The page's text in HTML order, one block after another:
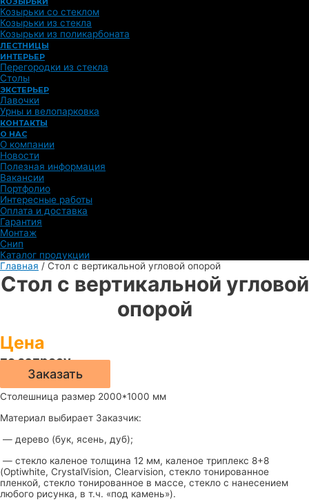
Козырьки со стеклом
Козырьки из стекла
Козырьки из поликарбоната
ЛЕСТНИЦЫ
ИНТЕРЬЕР
Перегородки из стекла
Столы
ЭКСТЕРЬЕР
Лавочки
Урны и велопарковка
КОНТАКТЫ
О НАС
О компании
Новости
Полезная информация
Вакансии
Портфолио
Интересные работы
Оплата и доставка
Гарантия
Монтаж
Снип
Каталог продукции
Главная / Стол с вертикальной угловой опорой
Стол с вертикальной угловой
опорой
Цена
по запросу
Заказать
Столешница размер 2000*1000 мм
Материал выбирает Заказчик:
— дерево (бук, ясень, дуб);
— стекло каленое толщина 12 мм, каленое триплекс 8+8
(Optiwhite, CrystalVision, Clearvision, стекло тонированное
пленкой, стекло тонированное в массе, стекло с нанесением
любого рисунка, в т.ч. «под камень»).